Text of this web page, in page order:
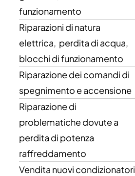
funzionamento
Riparazioni di natura
elettrica, perdita di acqua,
blocchi di funzionamento
Riparazione dei comandi di
spegnimento e accensione
Riparazione di
problematiche dovute a
perdita di potenza
raffreddamento
Vendita nuovi condizionatori